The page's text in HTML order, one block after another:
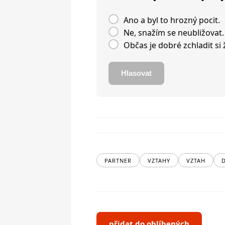
Ano a byl to hrozný pocit.
Ne, snažím se neubližovat.
Občas je dobré zchladit si
Hlasovat
PARTNER VZTAHY VZTAH